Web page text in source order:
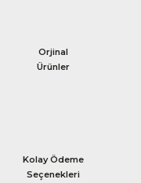
Orjinal
Ürünler
Kolay Ödeme
Seçenekleri